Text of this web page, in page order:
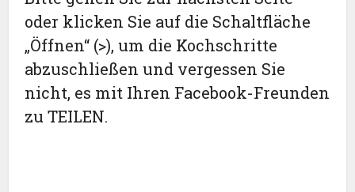
oder klicken Sie auf die Schaltfläche
„Öffnen“ (>), um die Kochschritte
abzuschließen und vergessen Sie
nicht, es mit Ihren Facebook-Freunden
zu TEILEN.